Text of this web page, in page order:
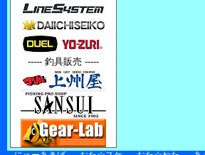
----- 釣具販売 -----